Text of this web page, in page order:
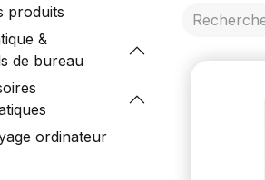
produits
&
de bureau
ordinateur